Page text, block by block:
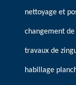
nettoyage et
changement
travaux de
habillage